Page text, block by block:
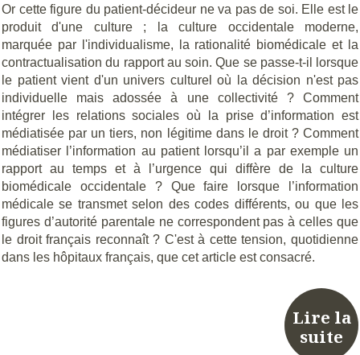
Or cette figure du patient-décideur ne va pas de soi. Elle est le
produit d'une culture ; la culture occidentale moderne,
marquée par l'individualisme, la rationalité biomédicale et la
contractualisation du rapport au soin. Que se passe-t-il lorsque
le patient vient d'un univers culturel où la décision n'est pas
individuelle mais adossée à une collectivité ? Comment
intégrer les relations sociales où la prise d’information est
médiatisée par un tiers, non légitime dans le droit ? Comment
médiatiser l’information au patient lorsqu’il a par exemple un
rapport au temps et à l’urgence qui diffère de la culture
biomédicale occidentale ? Que faire lorsque l’information
médicale se transmet selon des codes différents, ou que les
figures d’autorité parentale ne correspondent pas à celles que
le droit français reconnaît ? C'est à cette tension, quotidienne
dans les hôpitaux français, que cet article est consacré.
Lire la
suite